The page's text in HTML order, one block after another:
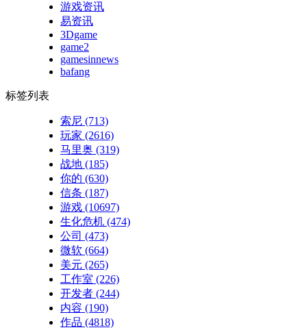
游戏资讯
易资讯
3Dgame
game2
gamesinnews
bafang
标签列表
索尼 (713)
玩家 (2616)
马里奥 (319)
战地 (185)
你的 (630)
信条 (187)
游戏 (10697)
生化危机 (474)
公司 (473)
微软 (664)
美元 (265)
工作室 (226)
开发者 (244)
内容 (190)
作品 (4818)